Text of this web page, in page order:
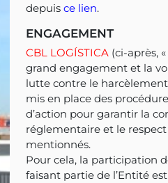
depuis ce lien.
ENGAGEMENT
CBL LOGÍSTICA(ci-après, «
grand engagement et la
lutte contre le
mis en place des
d’action pour garantir la
réglementaire et le
mentionnés.
Pour cela, la participation
faisant partie de l’Entité